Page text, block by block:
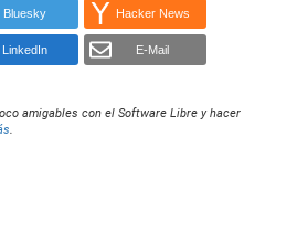
Bluesky Hacker News
LinkedIn E-Mail
amigables con el Software Libre y hacer
.